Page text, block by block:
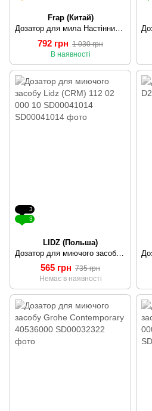
Frap (Китай)
Дозатор для мила Настінний Frap F401, хром, 500 мл
792 грн 1 030 грн
В наявності
3
3
LIDZ (Польша)
565 грн 735 грн
Немає в наявності